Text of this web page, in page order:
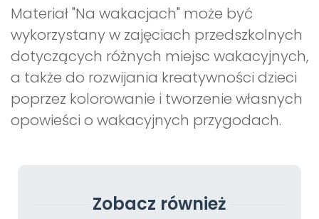
Materiał "Na wakacjach" może być
wykorzystany w zajęciach przedszkolnych
dotyczących różnych miejsc wakacyjnych,
a także do rozwijania kreatywności dzieci
poprzez kolorowanie i tworzenie własnych
opowieści o wakacyjnych przygodach.
Zobacz również